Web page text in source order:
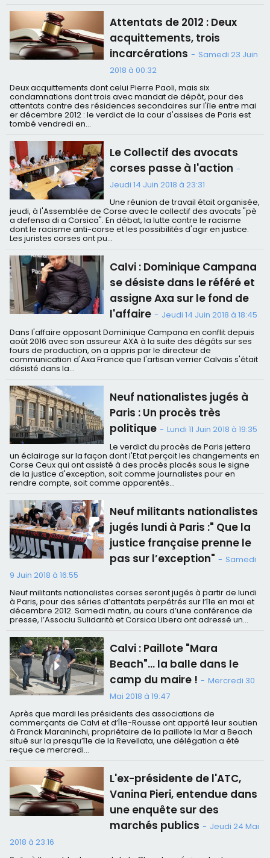
Attentats de 2012 : Deux
acquittements, trois
incarcérations - Samedi 23 Juin
2018 à 00:32
Deux acquittements dont celui Pierre Paoli, mais six
condamnations dont trois avec mandat de dépôt, pour des
attentats contre des résidences secondaires sur l'île entre mai
er décembre 2012 : le verdict de la cour d'assises de Paris est
tombé vendredi en...
Le Collectif des avocats
corses passe à l'action -
Jeudi 14 Juin 2018 à 23:31
Une réunion de travail était organisée,
jeudi, à l'Assemblée de Corse avec le collectif des avocats "pè
a defensa di a Corsica". En débat, la lutte contre le racisme
dont le racisme anti-corse et les possibilités d'agir en justice.
Les juristes corses ont pu...
Calvi : Dominique Campana
se désiste dans le référé et
assigne Axa sur le fond de
l'affaire - Jeudi 14 Juin 2018 à 18:45
Dans l'affaire opposant Dominique Campana en conflit depuis
août 2016 avec son assureur AXA à la suite des dégâts sur ses
fours de production, on a appris par le directeur de
communication d'Axa France que l'artisan verrier Calvais s'était
désisté dans la...
Neuf nationalistes jugés à
Paris : Un procès très
politique - Lundi 11 Juin 2018 à 19:35
Le verdict du procès de Paris jettera
un éclairage sur la façon dont l'Etat perçoit les changements en
Corse Ceux qui ont assisté à des procès placés sous le signe
de la justice d'exception, soit comme journalistes pour en
rendre compte, soit comme apparentés...
Neuf militants nationalistes
jugés lundi à Paris :" Que la
justice française prenne le
pas sur l’exception" - Samedi
9 Juin 2018 à 16:55
Neuf militants nationalistes corses seront jugés à partir de lundi
à Paris, pour des séries d’attentats perpétrés sur l’île en mai et
décembre 2012. Samedi matin, au cours d’une conférence de
presse, l’Associu Sulidarità et Corsica Libera ont adressé un...
Calvi : Paillote "Mara
Beach"… la balle dans le
camp du maire ! - Mercredi 30
Mai 2018 à 19:47
Après que mardi les présidents des associations de
commerçants de Calvi et d’Île-Rousse ont apporté leur soutien
à Franck Maraninchi, propriétaire de la paillote la Mar a Beach
situé sur la presqu’île de la Revellata, une délégation a été
reçue ce mercredi...
L'ex-présidente de l'ATC,
Vanina Pieri, entendue dans
une enquête sur des
marchés publics - Jeudi 24 Mai
2018 à 23:16